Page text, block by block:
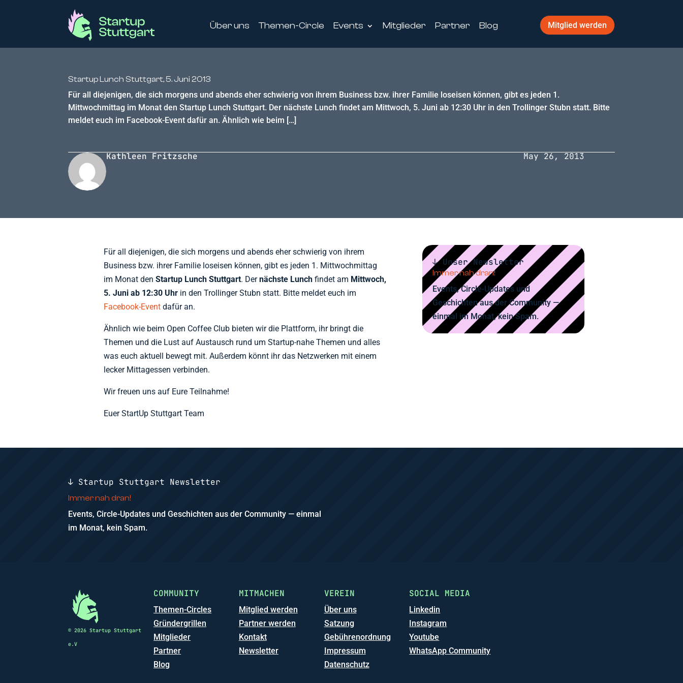
Über uns Themen-Circle Events Mitglieder Partner Blog Mitglied werden
Startup Lunch Stuttgart, 5. Juni 2013
Für all diejenigen, die sich morgens und abends eher schwierig von ihrem Business bzw. ihrer Familie loseisen können, gibt es jeden 1.
Mittwochmittag im Monat den Startup Lunch Stuttgart. Der nächste Lunch findet am Mittwoch, 5. Juni ab 12:30 Uhr in den Trollinger Stubn statt. Bitte
meldet euch im Facebook-Event dafür an. Ähnlich wie beim […]
Kathleen Fritzsche May 26, 2013
Für all diejenigen, die sich morgens und abends eher schwierig von ihrem
Business bzw. ihrer Familie loseisen können, gibt es jeden 1. Mittwochmittag
im Monat denStartup Lunch Stuttgart. Dernächste Lunch findet am Mittwoch,
5. Juni ab 12:30 Uhr in den Trollinger Stubn statt. Bitte meldet euch im
Facebook-Event dafür an.
Ähnlich wie beim Open Coffee Club bieten wir die Plattform, ihr bringt die
Themen und die Lust auf Austausch rund um Startup-nahe Themen und alles
was euch aktuell bewegt mit. Außerdem könnt ihr das Netzwerken mit einem
lecker Mittagessen verbinden.
Wir freuen uns auf Eure Teilnahme!
Euer StartUp Stuttgart Team
↓ Unser Newsletter
Immer nah dran!
Events, Circle-Updates und
Geschichten aus der Community —
einmal im Monat, kein Spam.
↓ Startup Stuttgart Newsletter
Immer nah dran!
Events, Circle-Updates und Geschichten aus der Community — einmal
im Monat, kein Spam.
© 2026 Startup Stuttgart
e.V
COMMUNITY
Themen-Circles
Gründergrillen
Mitglieder
Partner
Blog
MITMACHEN
Mitglied werden
Partner werden
Kontakt
Newsletter
VEREIN
Über uns
Satzung
Gebührenordnung
Impressum
Datenschutz
SOCIAL MEDIA
Linkedin
Instagram
Youtube
WhatsApp Community